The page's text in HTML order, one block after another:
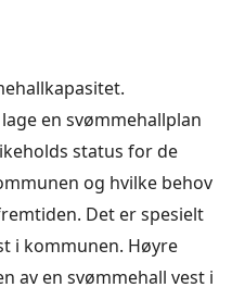
en svømmehallplan
status for de
og hvilke behov
Det er spesielt
i kommunen. Høyre
av en svømmehall vest i